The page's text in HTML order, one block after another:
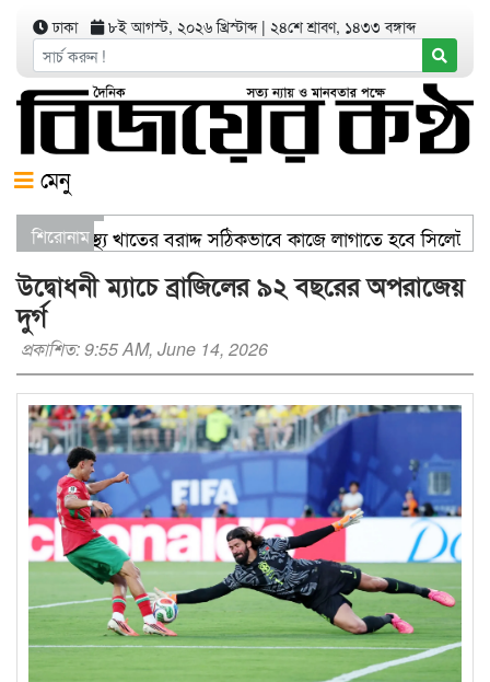
ঢাকা ৮ই আগস্ট, ২০২৬ খ্রিস্টাব্দ| ২৪শে শ্রাবণ, ১৪৩৩ বঙ্গাব্দ
মেনু
শিরোনামস্বাস্থ্য খাতের বরাদ্দ সঠিকভাবে কাজে লাগাতে হবে
যার যেখানে খালি জায়গা আছে, গাছ লাগান — আব্দুল কাইয়ুম
উদ্বোধনী ম্যাচে ব্রাজিলের ৯২ বছরের অপরাজেয়
দুর্গ
প্রকাশিত: 9:55 AM, June 14, 2026